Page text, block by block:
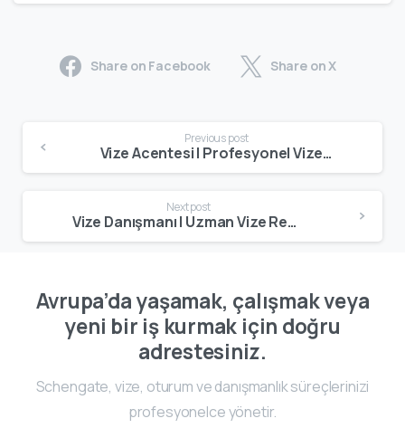
Share on Facebook Share on X
Previous post
Vize Acentesi | Profesyonel Vize Başvuru ve Danışmanlık Hizmeti
Next post
Vize Danışmanı | Uzman Vize Rehberliği ve Başvuru Desteği
Avrupa’da yaşamak, çalışmak veya
yeni bir iş kurmak için doğru
adrestesiniz.
Schengate, vize, oturum ve danışmanlık süreçlerinizi
profesyonelce yönetir.